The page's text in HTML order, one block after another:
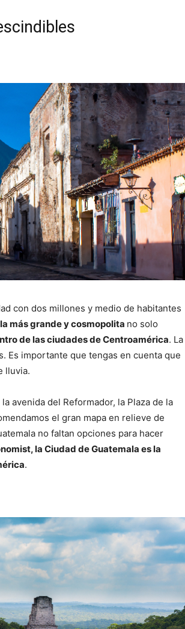
con dos millones y medio de habitantes
más grande y cosmopolita no solo
de las ciudades de Centroamérica. La
Es importante que tengas en cuenta que
lluvia.
avenida del Reformador, la Plaza de la
el gran mapa en relieve de
no faltan opciones para hacer
la Ciudad de Guatemala es la
.